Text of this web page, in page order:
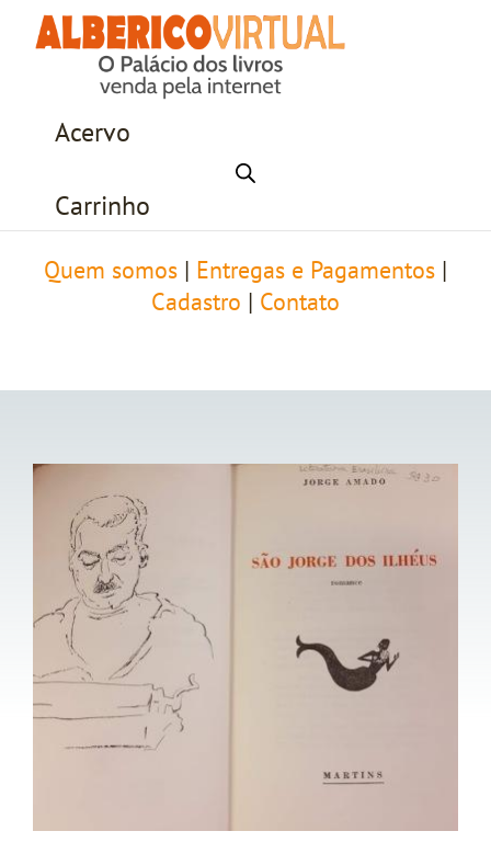
Acervo
Carrinho
Quem somos Entregas e Pagamentos
Cadastro
Contato